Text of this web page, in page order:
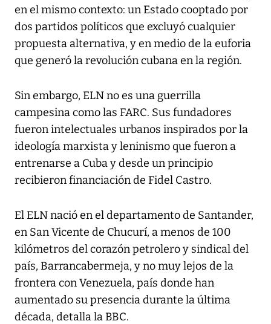
en el mismo contexto: un Estado cooptado por
dos partidos políticos que excluyó cualquier
propuesta alternativa, y en medio de la euforia
que generó la revolución cubana en la región.
Sin embargo, ELN no es una guerrilla
campesina como las FARC. Sus fundadores
fueron intelectuales urbanos inspirados por la
ideología marxista y leninismo que fueron a
entrenarse a Cuba y desde un principio
recibieron financiación de Fidel Castro.
El ELN nació en el departamento de Santander,
en San Vicente de Chucurí, a menos de 100
kilómetros del corazón petrolero y sindical del
país, Barrancabermeja, y no muy lejos de la
frontera con Venezuela, país donde han
aumentado su presencia durante la última
década, detalla la BBC.